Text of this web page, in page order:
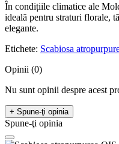
În condițiile climatice ale
ideală pentru straturi florale,
elegante.
Etichete: Scabiosa
Opinii (0)
Nu sunt opinii despre acest
+ Spune-ţi opinia
Spune-ţi opinia